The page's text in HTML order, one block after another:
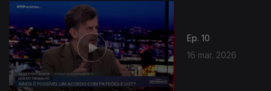
Ep. 10
16 mar. 2026